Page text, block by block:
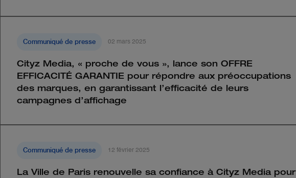
Communiqué de presse 02 mars 2025
Cityz Media, « proche de vous », lance son OFFRE
EFFICACITÉ GARANTIE pour répondre aux préoccupations
des marques, en garantissant l’efficacité de leurs
campagnes d’affichage
Communiqué de presse 12 février 2025
La Ville de Paris renouvelle sa confiance à Cityz Media pour